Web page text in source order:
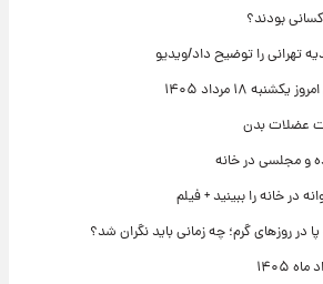
بودند؟
تهرانی را توضیح داد/ویدیو
۱۸ مرداد ۱۴۰۵
و مجلسی در خانه
در خانه را ببینید + فیلم
در روزهای گرم؛ چه زمانی باید نگران شد؟